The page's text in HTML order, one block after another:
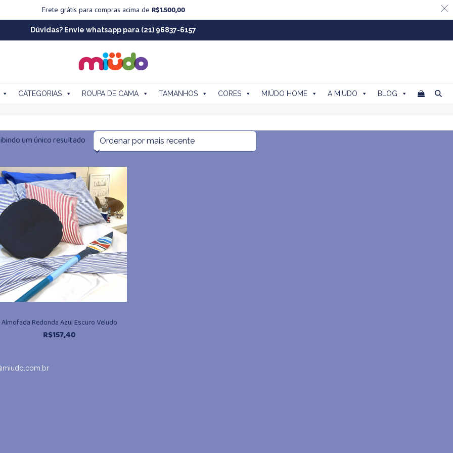
Frete grátis para compras acima de R$1.500,00
Dúvidas? Envie whatsapp para (21) 96837-6157
CATEGORIAS ROUPA DE CAMA TAMANHOS CORES MIÜDO HOME A MIÜDO
BLOG
um único resultado
Almofada Redonda Azul Escuro Veludo
R$157,40